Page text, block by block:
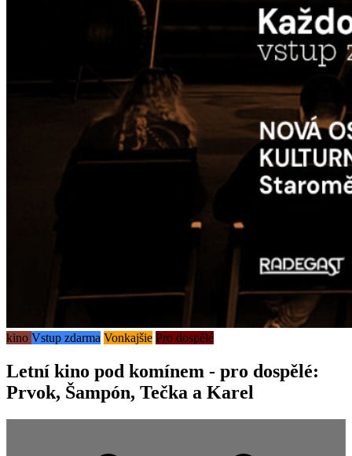
kino Vstup zdarma Vonkajšie Pro dospělé
Letní kino pod komínem - pro dospělé:
Prvok, Šampón, Tečka a Karel